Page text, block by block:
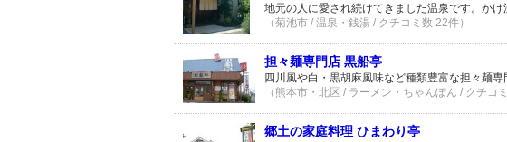
地元の人に愛され続けてきました温泉です。か
（菊池市 / 温泉・銭湯 / クチコミ数 22件）
担々麺専門店 黒船亭
四川風や白・黒胡麻風味など種類豊富な担々麺専
（熊本市・北区 / ラーメン・ちゃんぽん / クチコ
郷土の家庭料理 ひまわり亭